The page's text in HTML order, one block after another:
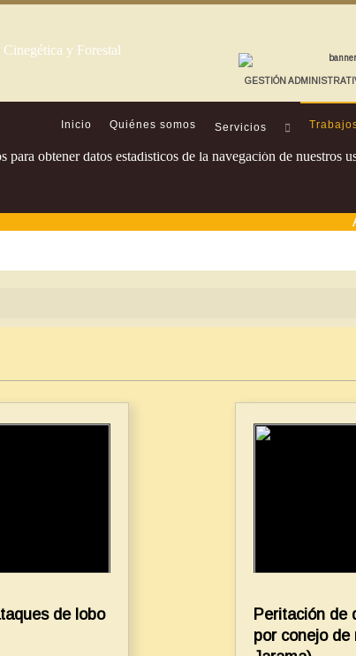
GESTIÓN
Inicio Quiénes somos Servicios
obtener datos estadísticos de la navegación de
de lobo
Peritación de
por conejo de